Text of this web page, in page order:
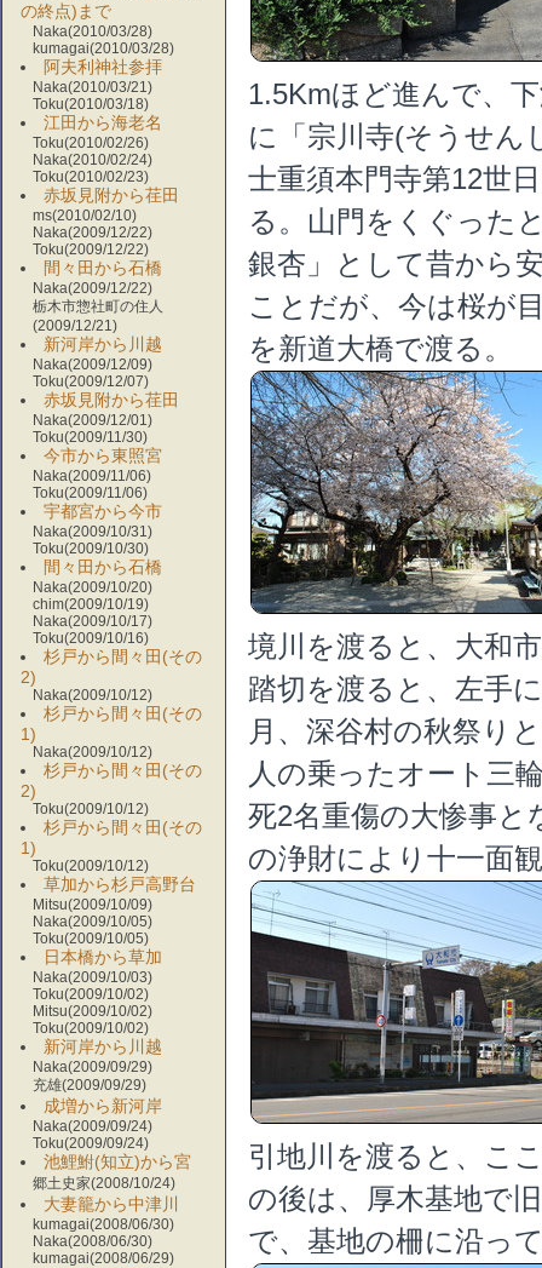
1.5Kmほど進んで、
に「宗川寺(そうせん
士重須本門寺第12世
る。山門をくぐった
銀杏」として昔から
ことだが、今は桜が
を新道大橋で渡る。
境川を渡ると、大和
踏切を渡ると、左手
月、深谷村の秋祭り
人の乗ったオート三
死2名重傷の大惨事と
の浄財により十一面
引地川を渡ると、こ
の後は、厚木基地で
で、基地の柵に沿っ
の終点)まで
Naka(2010/03/28)
kumagai(2010/03/28)
阿夫利神社参拝
Naka(2010/03/21)
Toku(2010/03/18)
江田から海老名
Toku(2010/02/26)
Naka(2010/02/24)
Toku(2010/02/23)
赤坂見附から荏田
ms(2010/02/10)
Naka(2009/12/22)
Toku(2009/12/22)
間々田から石橋
Naka(2009/12/22)
栃木市惣社町の住人
(2009/12/21)
新河岸から川越
Naka(2009/12/09)
Toku(2009/12/07)
赤坂見附から荏田
Naka(2009/12/01)
Toku(2009/11/30)
今市から東照宮
Naka(2009/11/06)
Toku(2009/11/06)
宇都宮から今市
Naka(2009/10/31)
Toku(2009/10/30)
間々田から石橋
Naka(2009/10/20)
chim(2009/10/19)
Naka(2009/10/17)
Toku(2009/10/16)
杉戸から間々田(その
2)
Naka(2009/10/12)
杉戸から間々田(その
1)
Naka(2009/10/12)
杉戸から間々田(その
2)
Toku(2009/10/12)
杉戸から間々田(その
1)
Toku(2009/10/12)
草加から杉戸高野台
Mitsu(2009/10/09)
Naka(2009/10/05)
Toku(2009/10/05)
日本橋から草加
Naka(2009/10/03)
Toku(2009/10/02)
Mitsu(2009/10/02)
Toku(2009/10/02)
新河岸から川越
Naka(2009/09/29)
充雄(2009/09/29)
成増から新河岸
Naka(2009/09/24)
Toku(2009/09/24)
池鯉鮒(知立)から宮
郷土史家(2008/10/24)
大妻籠から中津川
kumagai(2008/06/30)
Naka(2008/06/30)
kumagai(2008/06/29)